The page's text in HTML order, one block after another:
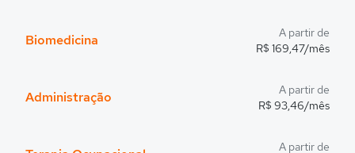
Biomedicina
A partir de
R$ 169,47/mês
Administração
A partir de
R$ 93,46/mês
A partir de